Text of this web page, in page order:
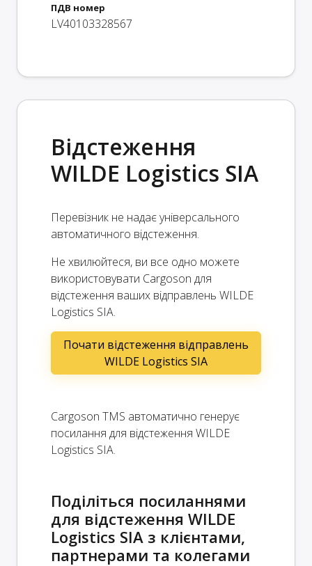
ПДВ номер
LV40103328567
Відстеження
WILDE Logistics SIA
Перевізник не надає універсального
автоматичного відстеження.
Не хвилюйтеся, ви все одно можете
використовувати Cargoson для
відстеження ваших відправлень WILDE
Logistics SIA.
Почати відстеження відправлень
WILDE Logistics SIA
Cargoson TMS автоматично генерує
посилання для відстеження WILDE
Logistics SIA.
Поділіться посиланнями
для відстеження WILDE
Logistics SIA з клієнтами,
партнерами та колегами